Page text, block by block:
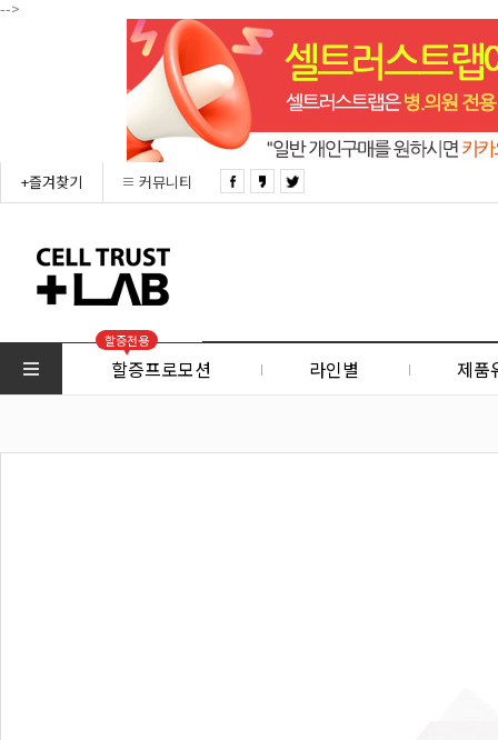
-->
+즐겨찾기 커뮤니티
할증전용
할증프로모션 라인별 제품